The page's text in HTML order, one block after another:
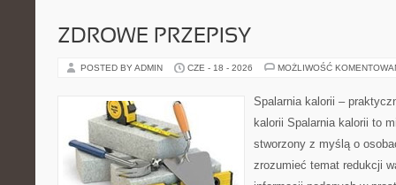
ZDROWE PRZEPISY
POSTED BY ADMIN CZE - 18 - 2026 MOŻLIWOŚĆ
Spalarnia kalorii –
kalorii Spalarnia kalorii to
stworzony z myślą o
zrozumieć temat redukcji